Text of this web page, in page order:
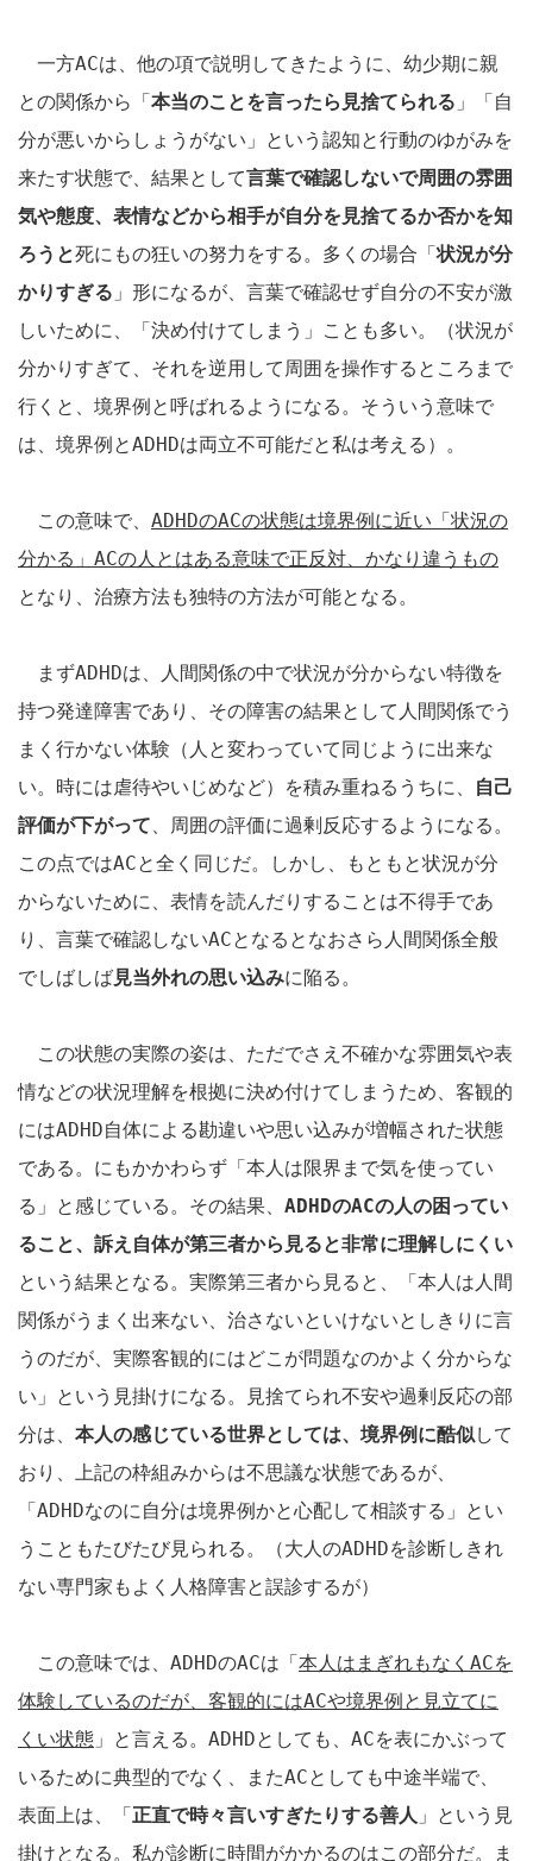
一方ACは、他の項で説明してきたように、幼少期に親
との関係から「本当のことを言ったら見捨てられる 」「自
分が悪いからしょうがない」という認知と行動のゆがみを
来たす状態で、結果として言葉で確認しないで周囲の雰囲
気や態度、表情などから相手が自分を見捨てるか否かを知
ろうと死にもの狂いの努力をする。多くの場合「状況が分
かりすぎる 」形になるが、言葉で確認せず自分の不安が激
しいために、「決め付けてしまう」ことも多い。（状況が
分かりすぎて、それを逆用して周囲を操作するところまで
行くと、境界例と呼ばれるようになる。そういう意味で
は、境界例とADHDは両立不可能だと私は考える）。
この意味で、 ADHDのACの状態は境界例に近い「状況の
分かる」 ACの人とはある意味で正反対、かなり違うもの
となり、治療方法も独特の方法が可能となる。
まずADHDは、人間関係の中で状況が分からない特徴を
持つ発達障害であり、その障害の結果として人間関係でう
まく行かない体験（人と変わっていて同じように出来な
い。時には虐待やいじめなど）を積み重ねるうちに、
自己
評価が下がって、周囲の評価に過剰反応するようになる。
この点ではACと全く同じだ。しかし、もともと状況が分
からないために、表情を読んだりすることは不得手であ
り、言葉で確認しないACとなるとなおさら人間関係全般
でしばしば見当外れの思い込みに陥る。
この状態の実際の姿は、ただでさえ不確かな雰囲気や表
情などの状況理解を根拠に決め付けてしまうため、客観的
にはADHD自体による勘違いや思い込みが増幅された状態
である。にもかかわらず「本人は限界まで気を使ってい
る」と感じている。その結果、 ADHDのACの人の困ってい
ること、訴え自体が第三者から見ると非常に理解しにくい
という結果となる。実際第三者から見ると、「本人は人間
関係がうまく出来ない、治さないといけないとしきりに言
うのだが、実際客観的にはどこが問題なのかよく分からな
い」という見掛けになる。見捨てられ不安や過剰反応の部
分は、 本人の感じている世界としては、境界例に酷似して
おり、上記の枠組みからは不思議な状態であるが、
「ADHDなのに自分は境界例かと心配して相談する」とい
うこともたびたび見られる。（大人のADHDを診断しきれ
ない専門家もよく人格障害と誤診するが）
この意味では、 ADHDのACは「本人はまぎれもなく ACを
体験しているのだが、客観的にはACや境界例と見立てに
くい状態 」と言える。 ADHDとしても、 ACを表にかぶって
いるために典型的でなく、またACとしても中途半端で、
表面上は、「正直で時々言いすぎたりする善人 」という見
掛けとなる。 私が診断に時間がかかるのはこの部分だ。ま